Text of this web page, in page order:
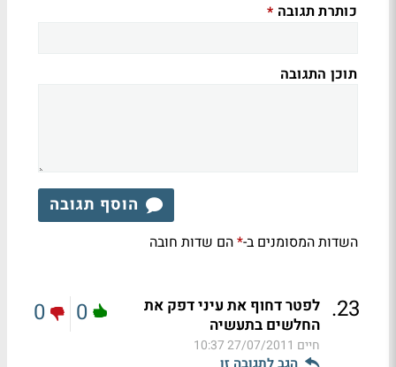
כותרת תגובה *
תוכן התגובה
הוסף תגובה
השדות המסומנים ב-*הם שדות חובה
23
.
לפטר דחוף את עיני דפק את
החלשים בתעשיה
חיים 27/07/2011 10:37
0
0